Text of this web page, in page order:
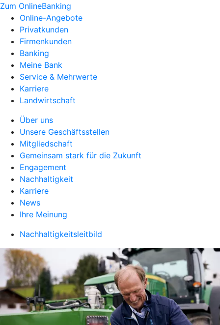
Zum OnlineBanking
Online-Angebote
Privatkunden
Firmenkunden
Banking
Meine Bank
Service & Mehrwerte
Karriere
Landwirtschaft
Über uns
Unsere Geschäftsstellen
Mitgliedschaft
Gemeinsam stark für die Zukunft
Engagement
Nachhaltigkeit
Karriere
News
Ihre Meinung
Nachhaltigkeitsleitbild